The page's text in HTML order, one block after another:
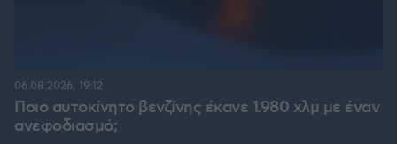
Ποιο αυτοκίνητο βενζίνης έκανε 1.980 χλμ με έναν
ανεφοδιασμό;
06.08.2026, 19:12